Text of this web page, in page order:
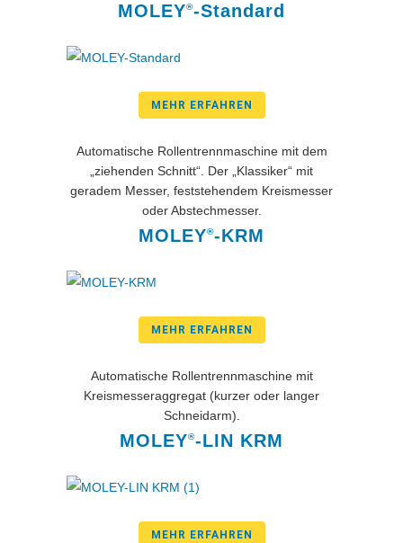
MOLEY®-Standard
MEHR ERFAHREN
Automatische Rollentrennmaschine mit dem
„ziehenden Schnitt“. Der „Klassiker“ mit
geradem Messer, feststehendem Kreismesser
oder Abstechmesser.
MOLEY®-KRM
MEHR ERFAHREN
Automatische Rollentrennmaschine mit
Kreismesseraggregat (kurzer oder langer
Schneidarm).
MOLEY®-LIN KRM
MEHR ERFAHREN